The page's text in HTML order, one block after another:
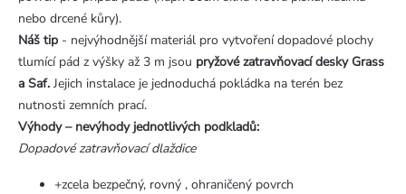
nebo drcené kůry).
Náš tip - nejvýhodnější materiál pro vytvoření dopadové plochy
tlumící pád z výšky až 3 m jsou pryžové zatravňovací desky Grass
a Saf. Jejich instalace je jednoduchá pokládka na terén bez
nutnosti zemních prací.
Výhody – nevýhody jednotlivých podkladů:
Dopadové zatravňovací dlaždice
+zcela bezpečný, rovný , ohraničený povrch